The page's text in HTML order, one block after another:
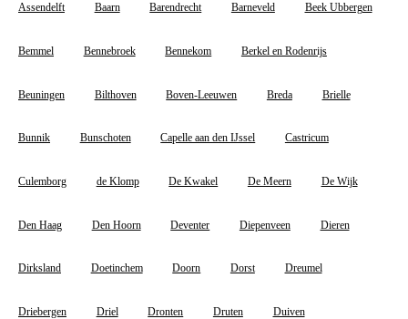
Assendelft Baarn Barendrecht Barneveld Beek Ubbergen
Bemmel Bennebroek Bennekom Berkel en Rodenrijs
Beuningen Bilthoven Boven-Leeuwen Breda Brielle
Bunnik Bunschoten Capelle aan den IJssel Castricum
Culemborg de Klomp De Kwakel De Meern De Wijk
Den Haag Den Hoorn Deventer Diepenveen Dieren
Dirksland Doetinchem Doorn Dorst Dreumel
Driebergen Driel Dronten Druten Duiven